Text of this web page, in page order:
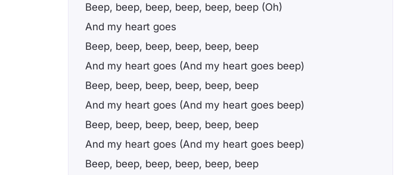
Beep, beep, beep, beep, beep, beep (Oh)
And my heart goes
Beep, beep, beep, beep, beep, beep
And my heart goes (And my heart goes beep)
Beep, beep, beep, beep, beep, beep
And my heart goes (And my heart goes beep)
Beep, beep, beep, beep, beep, beep
And my heart goes (And my heart goes beep)
Beep, beep, beep, beep, beep, beep